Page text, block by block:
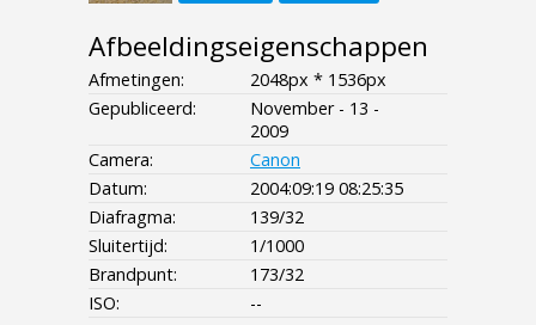
Afbeeldingseigenschappen
Afmetingen:
2048px * 1536px
Gepubliceerd:
November - 13 -
2009
Camera:
Canon
Datum:
2004:09:19 08:25:35
Diafragma:
139/32
Sluitertijd:
1/1000
Brandpunt:
173/32
ISO:
--